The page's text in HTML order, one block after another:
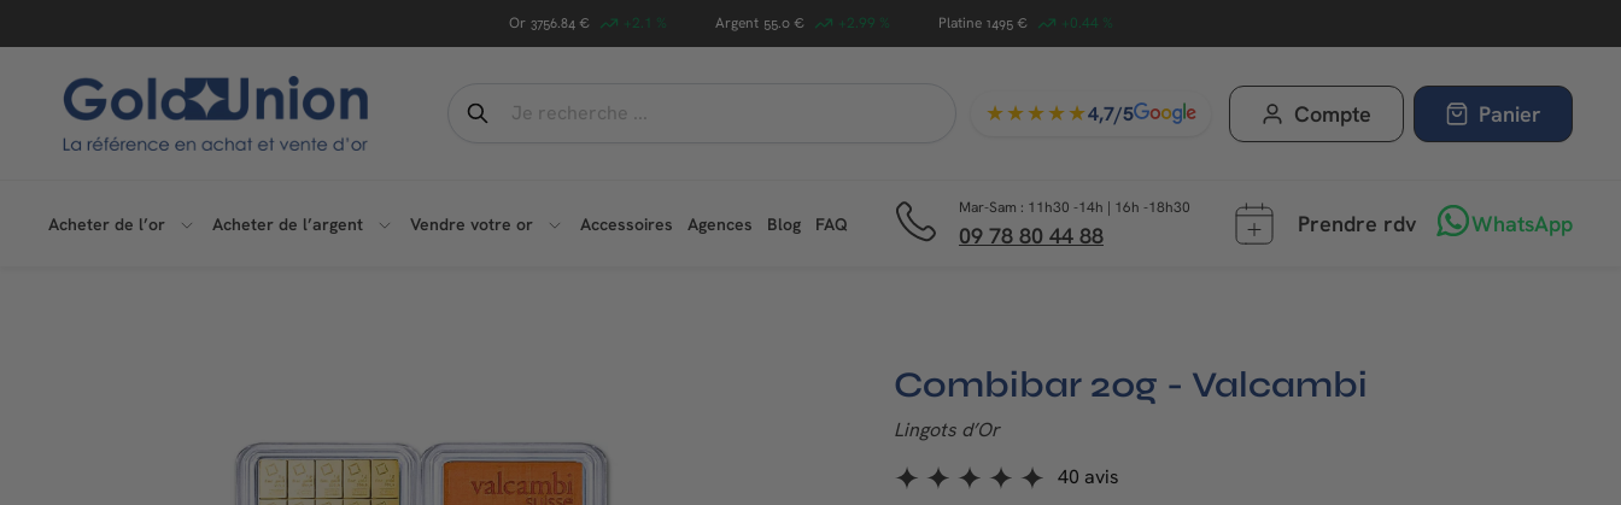
the
au
Or 3756.84 € +2.1 % Argent 55.0 € +2.99 % Platine 1495 € +0.44 %
G
o
d
Search
Recherche ★★★★★4,7/5 Compte Panier
Acheter de l’or Acheter de l’argent Vendre votre or Accessoires Agences Blog FAQ
Mar-Sam : 11h30 -14h | 16h -18h30
09 78 80 44 88 Prendre rdv WhatsApp
Combibar 20g - Valcambi
Lingots d’Or
40 avis